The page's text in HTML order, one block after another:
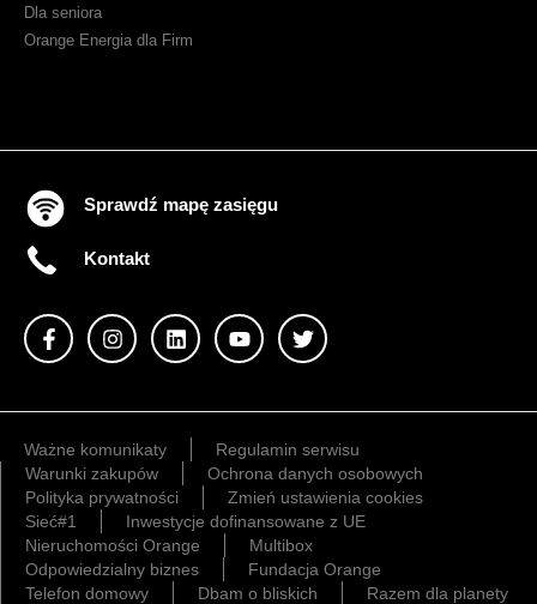
Dla seniora
Orange Energia dla Firm
Sprawdź mapę zasięgu
Kontakt
Ważne komunikaty
Regulamin serwisu
Warunki zakupów
Ochrona danych osobowych
Polityka prywatności
Zmień ustawienia cookies
Sieć#1
Inwestycje dofinansowane z UE
Nieruchomości Orange
Multibox
Odpowiedzialny biznes
Fundacja Orange
Telefon domowy
Dbam o bliskich Razem dla planety